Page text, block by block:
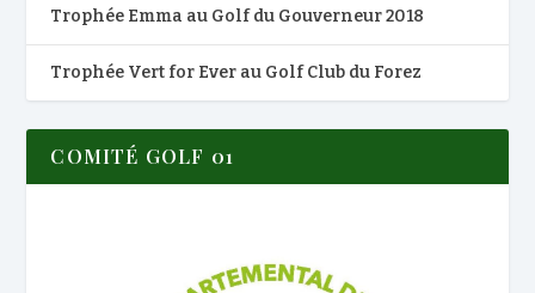
Trophée Emma au Golf du Gouverneur 2018
Trophée Vert for Ever au Golf Club du Forez
COMITÉ GOLF 01